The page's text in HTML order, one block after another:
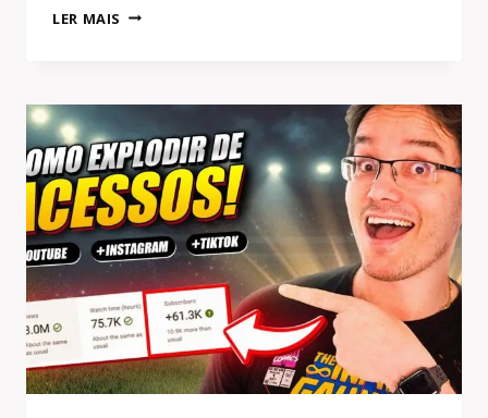
LER MAIS DEU
BRASIL
FERRA
TODO
O
BRASIL
E
ATÉ
VOCÊ